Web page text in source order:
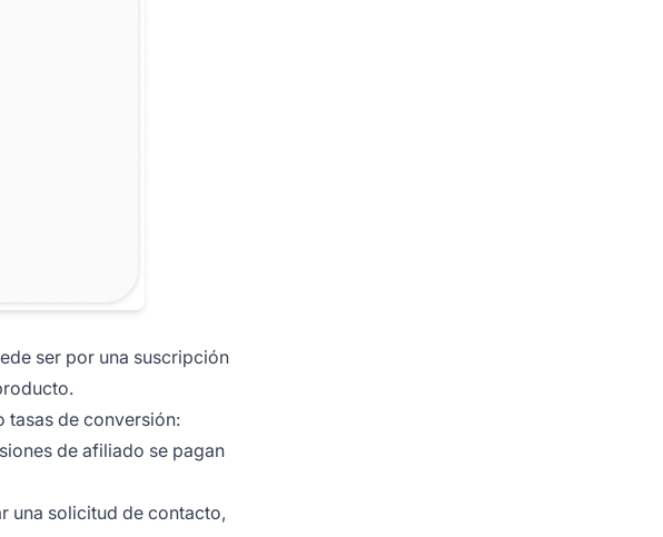
ser por una suscripción
tasas de conversión:
de afiliado se pagan
una solicitud de contacto,